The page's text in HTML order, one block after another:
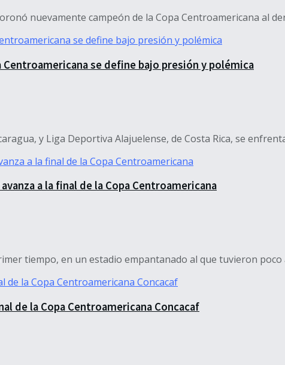
nuevamente campeón de la Copa Centroamericana al
Centroamericana se define bajo presión y polémica
y Liga Deportiva Alajuelense, de Costa Rica, se
a la final de la Copa Centroamericana
tiempo, en un estadio empantanado al que tuvieron poco
de la Copa Centroamericana Concacaf